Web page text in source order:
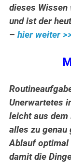
dieses
und ist der
–hier weiter
Unerwartetes
leicht aus
alles zu genau
Ablauf optimal
damit die